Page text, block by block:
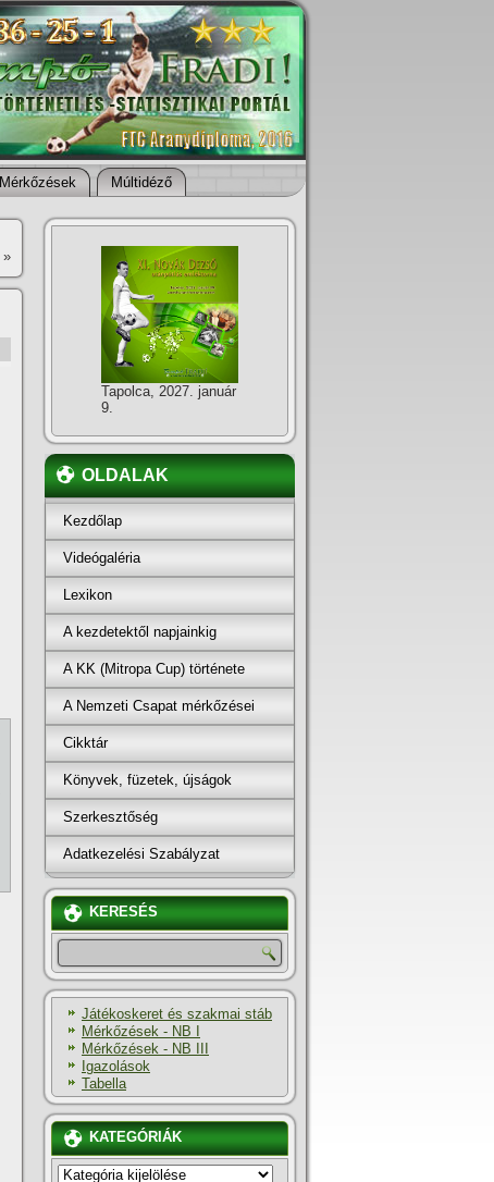
Mérkőzések Múltidéző
»
Tapolca, 2027. január
9.
OLDALAK
Kezdőlap
Videógaléria
Lexikon
A kezdetektől napjainkig
A KK (Mitropa Cup) története
A Nemzeti Csapat mérkőzései
Cikktár
Könyvek, füzetek, újságok
Szerkesztőség
Adatkezelési Szabályzat
KERESÉS
Játékoskeret és szakmai stáb
Mérkőzések - NB I
Mérkőzések - NB III
Igazolások
Tabella
KATEGÓRIÁK
KATEGÓRIÁK